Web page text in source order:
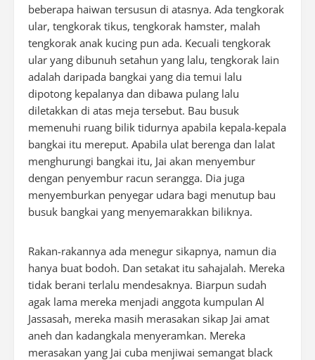
beberapa haiwan tersusun di atasnya. Ada tengkorak
ular, tengkorak tikus, tengkorak hamster, malah
tengkorak anak kucing pun ada. Kecuali tengkorak
ular yang dibunuh setahun yang lalu, tengkorak lain
adalah daripada bangkai yang dia temui lalu
dipotong kepalanya dan dibawa pulang lalu
diletakkan di atas meja tersebut. Bau busuk
memenuhi ruang bilik tidurnya apabila kepala-kepala
bangkai itu mereput. Apabila ulat berenga dan lalat
menghurungi bangkai itu, Jai akan menyembur
dengan penyembur racun serangga. Dia juga
menyemburkan penyegar udara bagi menutup bau
busuk bangkai yang menyemarakkan biliknya.
Rakan-rakannya ada menegur sikapnya, namun dia
hanya buat bodoh. Dan setakat itu sahajalah. Mereka
tidak berani terlalu mendesaknya. Biarpun sudah
agak lama mereka menjadi anggota kumpulan Al
Jassasah, mereka masih merasakan sikap Jai amat
aneh dan kadangkala menyeramkan. Mereka
merasakan yang Jai cuba menjiwai semangat black